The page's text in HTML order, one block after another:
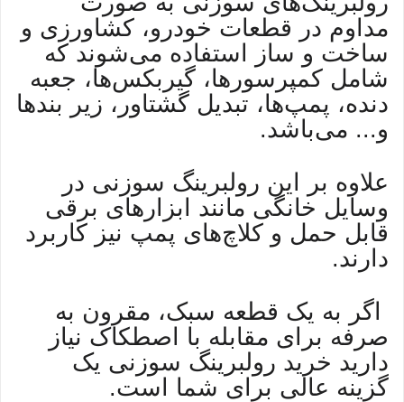
مداوم در قطعات خودرو، کشاورزی و
ساخت و ساز استفاده می‌شوند که
شامل کمپرسورها، گیربکس‌ها، جعبه
دنده، پمپ‌ها، تبدیل گشتاور، زیر بندها
و... می‌باشد.
علاوه بر این رولبرینگ سوزنی در
وسایل خانگی مانند ابزارهای برقی
قابل حمل و کلاچ‌های پمپ نیز کاربرد
دارند.
اگر به یک قطعه سبک، مقرون به
صرفه برای مقابله با اصطکاک نیاز
دارید خرید رولبرینگ سوزنی یک
گزینه عالی برای شما است.